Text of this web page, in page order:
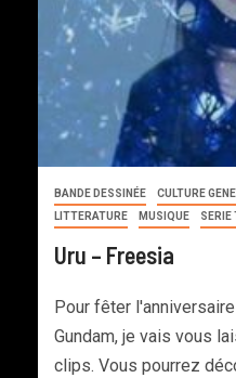
BANDE DESSINÉE CULTURE
LITTERATURE
MUSIQUE SERIE
Uru – Freesia
Pour fêter
Gundam, je vais vous
clips. Vous pourrez